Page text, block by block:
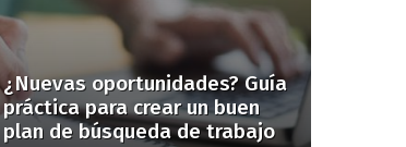
¿Nuevas oportunidades? Guía
práctica para crear un buen
plan de búsqueda de trabajo